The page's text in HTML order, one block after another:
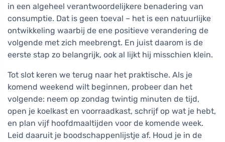
in een algeheel verantwoordelijkere benadering van
consumptie. Dat is geen toeval – het is een natuurlijke
ontwikkeling waarbij de ene positieve verandering de
volgende met zich meebrengt. En juist daarom is de
eerste stap zo belangrijk, ook al lijkt hij misschien klein.
Tot slot keren we terug naar het praktische. Als je
komend weekend wilt beginnen, probeer dan het
volgende: neem op zondag twintig minuten de tijd,
open je koelkast en voorraadkast, schrijf op wat je hebt,
en plan vijf hoofdmaaltijden voor de komende week.
Leid daaruit je boodschappenlijstje af. Houd je in de